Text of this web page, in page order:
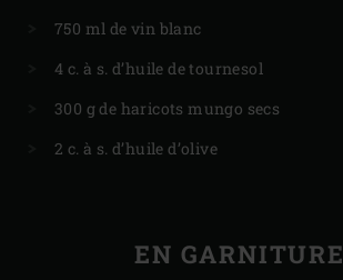
750 ml de vin blanc
4 c. à s. d’huile de tournesol
300 g de haricots mungo secs
2 c. à s. d’huile d’olive
EN GARNITURE